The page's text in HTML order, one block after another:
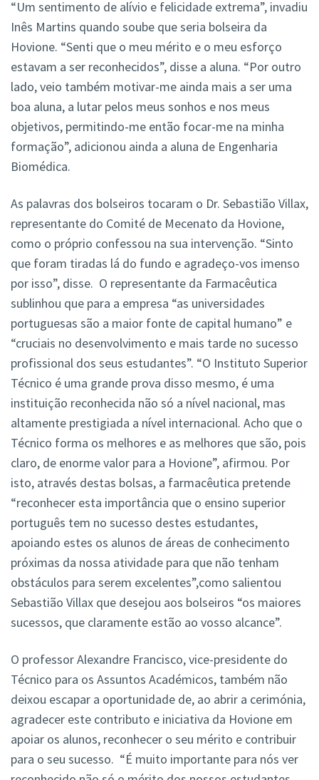
“Um sentimento de alívio e felicidade extrema”, invadiu
Inês Martins quando soube que seria bolseira da
Hovione. “Senti que o meu mérito e o meu esforço
estavam a ser reconhecidos”, disse a aluna. “Por outro
lado, veio também motivar-me ainda mais a ser uma
boa aluna, a lutar pelos meus sonhos e nos meus
objetivos, permitindo-me então focar-me na minha
formação”, adicionou ainda a aluna de Engenharia
Biomédica.
As palavras dos bolseiros tocaram o Dr. Sebastião Villax,
representante do Comité de Mecenato da Hovione,
como o próprio confessou na sua intervenção. “Sinto
que foram tiradas lá do fundo e agradeço-vos imenso
por isso”, disse. O representante da Farmacêutica
sublinhou que para a empresa “as universidades
portuguesas são a maior fonte de capital humano” e
“cruciais no desenvolvimento e mais tarde no sucesso
profissional dos seus estudantes”. “O Instituto Superior
Técnico é uma grande prova disso mesmo, é uma
instituição reconhecida não só a nível nacional, mas
altamente prestigiada a nível internacional. Acho que o
Técnico forma os melhores e as melhores que são, pois
claro, de enorme valor para a Hovione”, afirmou. Por
isto, através destas bolsas, a farmacêutica pretende
“reconhecer esta importância que o ensino superior
português tem no sucesso destes estudantes,
apoiando estes os alunos de áreas de conhecimento
próximas da nossa atividade para que não tenham
obstáculos para serem excelentes”,como salientou
Sebastião Villax que desejou aos bolseiros “os maiores
sucessos, que claramente estão ao vosso alcance”.
O professor Alexandre Francisco, vice-presidente do
Técnico para os Assuntos Académicos, também não
deixou escapar a oportunidade de, ao abrir a cerimónia,
agradecer este contributo e iniciativa da Hovione em
apoiar os alunos, reconhecer o seu mérito e contribuir
para o seu sucesso. “É muito importante para nós ver